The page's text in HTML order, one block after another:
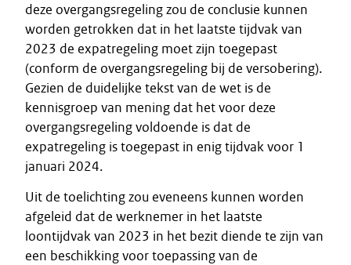
deze overgangsregeling zou de conclusie kunnen
worden getrokken dat in het laatste tijdvak van
2023 de expatregeling moet zijn toegepast
(conform de overgangsregeling bij de versobering).
Gezien de duidelijke tekst van de wet is de
kennisgroep van mening dat het voor deze
overgangsregeling voldoende is dat de
expatregeling is toegepast in enig tijdvak voor 1
januari 2024.
Uit de toelichting zou eveneens kunnen worden
afgeleid dat de werknemer in het laatste
loontijdvak van 2023 in het bezit diende te zijn van
een beschikking voor toepassing van de